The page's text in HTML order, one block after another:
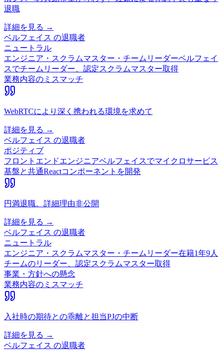
退職
詳細を見る →
ベルフェイス の退職者
ニュートラル
エンジニア・スクラムマスター・チームリーダーベルフェイ
スでチームリーダー、認定スクラムマスター取得
業務内容のミスマッチ
WebRTCにより深く携われる環境を求めて
詳細を見る →
ベルフェイス の退職者
ポジティブ
フロントエンドエンジニアベルフェイスでマイクロサービス
基盤と共通Reactコンポーネントを開発
円満退職。詳細理由非公開
詳細を見る →
ベルフェイス の退職者
ニュートラル
エンジニア・スクラムマスター・チームリーダー在籍1年9人
チームのリーダー、認定スクラムマスター取得
事業・方針への懸念
業務内容のミスマッチ
入社時の期待との乖離と担当PJの中断
詳細を見る →
ベルフェイス の退職者